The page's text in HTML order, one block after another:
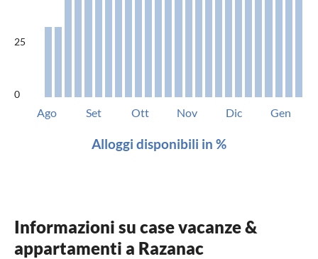
25
0
Ago Set Ott Nov Dic Gen
Alloggi disponibili in %
Informazioni su case vacanze &
appartamenti a Razanac